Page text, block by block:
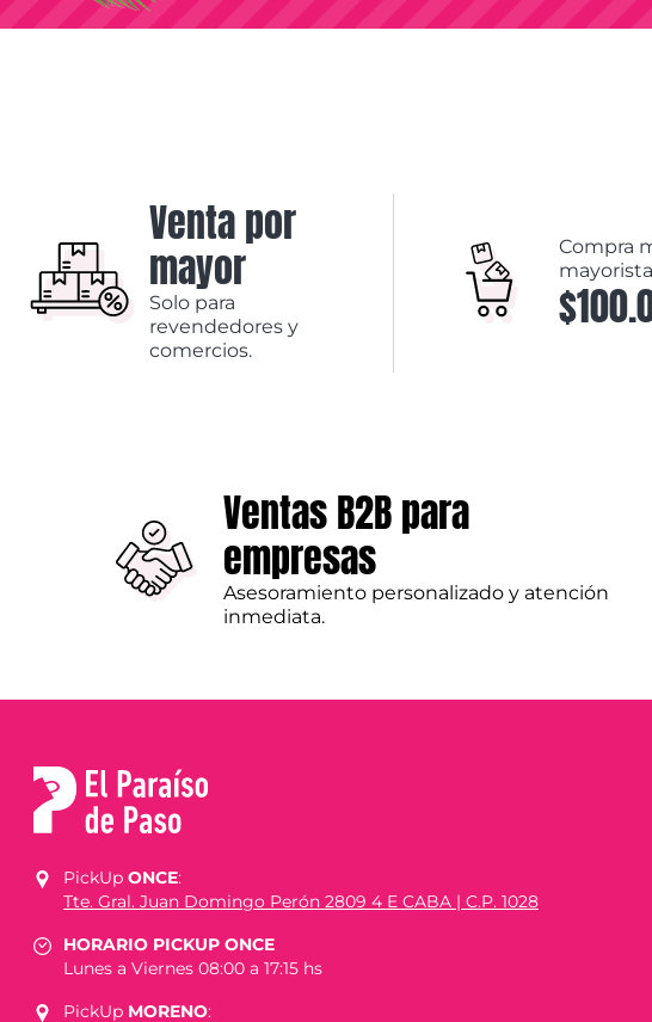
Venta por
mayor
Solo para
revendedores y
comercios.
Compra
Ventas B2B para
empresas
Asesoramiento personalizado y atención
inmediata.
PickUp ONCE:
Tte. Gral. Juan Domingo Perón 2809 4 E CABA | C.P. 1028
HORARIO PICKUP ONCE
Lunes a Viernes 08:00 a 17:15 hs
PickUp MORENO: